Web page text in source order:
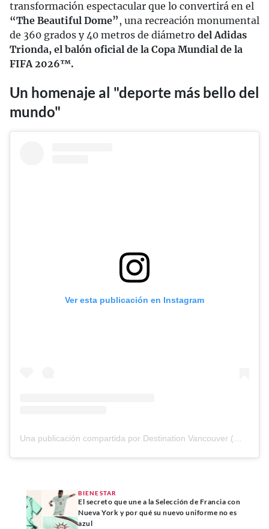
transformación espectacular que lo convertirá en el
“The Beautiful Dome” , una recreación monumental
de 360 grados y 40 metros de diámetro del Adidas
Trionda, el balón oficial de la Copa Mundial de la
FIFA 2026™.
Un homenaje al "deporte más bello del
mundo"
Ver esta publicación en Instagram
BIENESTAR
El secreto que une a la Selección de Francia con
Nueva York y por qué su nuevo uniforme no es
azul